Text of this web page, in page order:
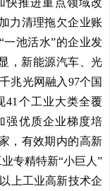
力清理拖欠企业账
池活水”的企业发
，新能源汽车、光
兆光网融入97个国
41个工业大类全覆
强优质企业梯度培
，有效期内的高新
专精特新“小巨人”
上工业高新技术企